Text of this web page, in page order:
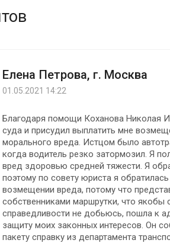
Елена Петрова, г. Москва
01.05.2021 14:22
Благодаря помощи Коханова Николая
суда и присудил выплатить мне
морального вреда. Истцом было
когда водитель резко затормозил. Я
вред здоровью средней тяжести. Я
поэтому по совету юриста я
возмещении вреда, потому что
собственниками маршрутки, что
справедливости не добьюсь, пошла к
защиту моих законных интересов. Он
пакету справку из департамента